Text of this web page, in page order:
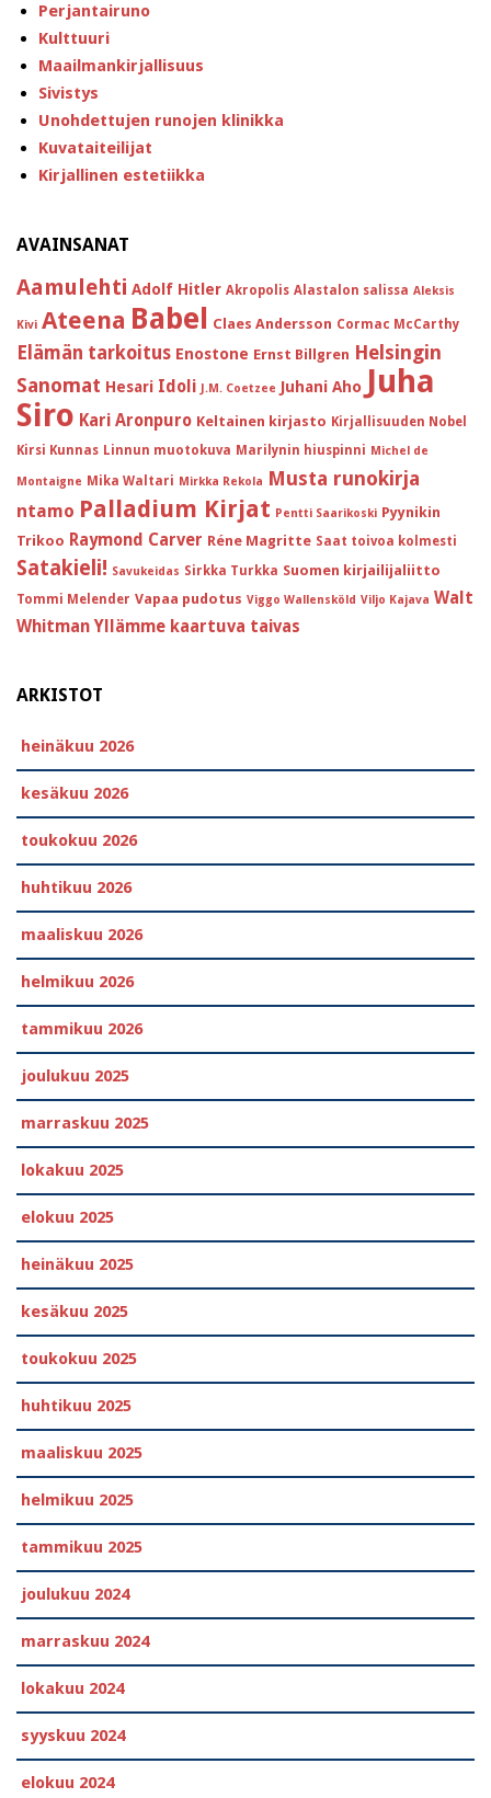
Perjantairuno
Kulttuuri
Maailmankirjallisuus
Sivistys
Unohdettujen runojen klinikka
Kuvataiteilijat
Kirjallinen estetiikka
AVAINSANAT
Aamulehti Adolf Hitler Akropolis Alastalon salissa Aleksis
Kivi Ateena Babel Claes Andersson Cormac McCarthy
Elämän tarkoitus Enostone Ernst Billgren Helsingin
Sanomat Hesari Idoli J.M. Coetzee Juhani Aho Juha
Siro Kari Aronpuro Keltainen kirjasto Kirjallisuuden Nobel
Kirsi Kunnas Linnun muotokuva Marilynin hiuspinni Michel de
Montaigne Mika Waltari Mirkka Rekola Musta runokirja
ntamo Palladium Kirjat Pentti Saarikoski Pyynikin
Trikoo Raymond Carver Réne Magritte Saat toivoa kolmesti
Satakieli! Savukeidas Sirkka Turkka Suomen kirjailijaliitto
Tommi Melender Vapaa pudotus Viggo Wallensköld Viljo Kajava Walt
Whitman Yllämme kaartuva taivas
ARKISTOT
heinäkuu 2026
kesäkuu 2026
toukokuu 2026
huhtikuu 2026
maaliskuu 2026
helmikuu 2026
tammikuu 2026
joulukuu 2025
marraskuu 2025
lokakuu 2025
elokuu 2025
heinäkuu 2025
kesäkuu 2025
toukokuu 2025
huhtikuu 2025
maaliskuu 2025
helmikuu 2025
tammikuu 2025
joulukuu 2024
marraskuu 2024
lokakuu 2024
syyskuu 2024
elokuu 2024